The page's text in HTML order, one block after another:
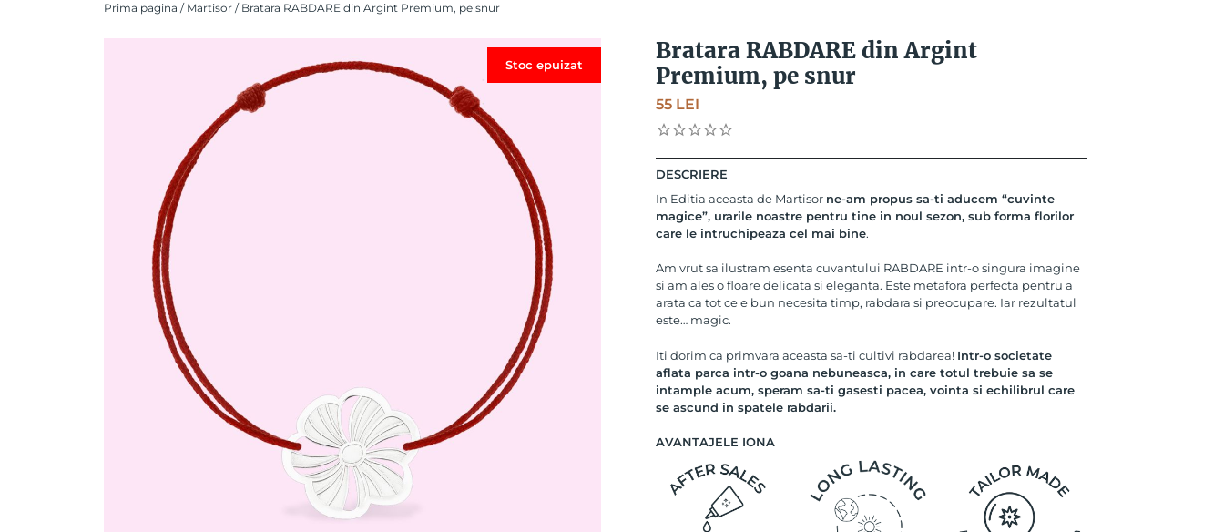
Prima pagina / Martisor / Bratara RABDARE din Argint Premium, pe snur
Stoc epuizat
Bratara RABDARE din Argint
Premium, pe snur
55 LEI
DESCRIERE
In Editia aceasta de Martisor ne-am propus sa-ti aducem “cuvinte
magice”, urarile noastre pentru tine in noul sezon, sub forma florilor
care le intruchipeaza cel mai bine.
Am vrut sa ilustram esenta cuvantului RABDARE intr-o singura imagine
si am ales o floare delicata si eleganta. Este metafora perfecta pentru a
arata ca tot ce e bun necesita timp, rabdara si preocupare. Iar rezultatul
este… magic.
Iti dorim ca primvara aceasta sa-ti cultivi rabdarea! Intr-o societate
aflata parca intr-o goana nebuneasca, in care totul trebuie sa se
intample acum, speram sa-ti gasesti pacea, vointa si echilibrul care
se ascund in spatele rabdarii.
AVANTAJELE IONA